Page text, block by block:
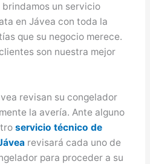
brindamos un servicio
en Jávea con toda la
que su negocio merece.
son nuestra mejor
revisan su congelador
la avería. Ante alguno
servicio técnico de
revisará cada uno de
para proceder a su